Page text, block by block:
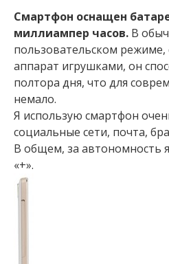
Смартфон оснащен
миллиампер часов. В
пользовательском режиме,
аппарат игрушками, он
полтора дня, что для
немало.
Я использую смартфон
социальные сети, почта,
В общем, за автономность
«+».